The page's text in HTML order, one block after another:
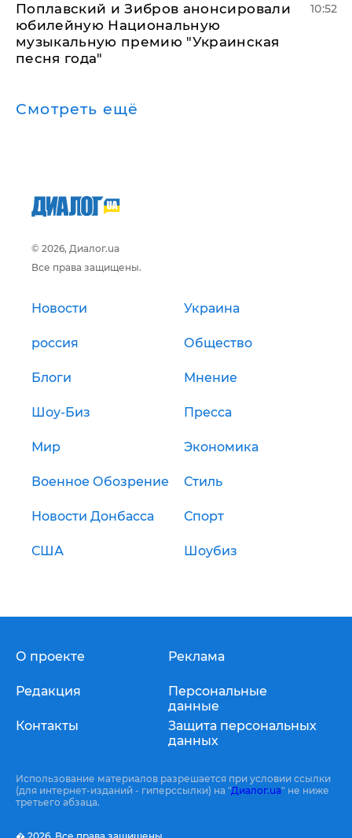
Поплавский и Зибров анонсировали
юбилейную Национальную
музыкальную премию "Украинская
песня года"
10:52
Смотреть ещё
© 2026, Диалог.ua
Все права защищены.
Новости Украина
россия Общество
Блоги Мнение
Шоу-Биз Пресса
Мир Экономика
Военное Обозрение Стиль
Новости Донбасса Спорт
США Шоубиз
О проекте
Редакция
Контакты
Реклама
Персональные
данные
Защита персональных
данных
Использование материалов разрешается при условии ссылки
(для интернет-изданий - гиперссылки) на "Диалог.ua" не ниже
третьего абзаца.